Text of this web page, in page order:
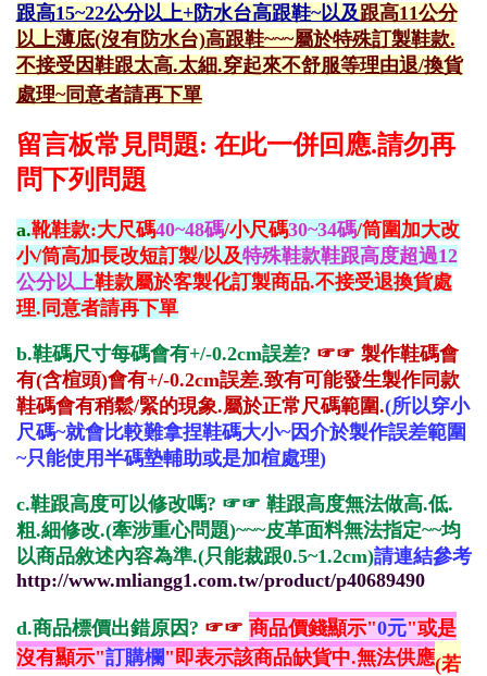
跟高15~22公分以上+防水台高跟鞋~以及跟高11公分
以上薄底(沒有防水台)高跟鞋~~~屬於特殊訂製鞋款.
不接受因鞋跟太高.太細.穿起來不舒服等理由退/換貨
處理~同意者請再下單
留言板常見問題: 在此一併回應.請勿再
問下列問題
a.靴鞋款:大尺碼40~48碼/小尺碼30~34碼/筒圍加大改
小/筒高加長改短訂製/以及特殊鞋款鞋跟高度超過12
公分以上鞋款屬於客製化訂製商品.不接受退換貨處
理.同意者請再下單
b.鞋碼尺寸每碼會有+/-0.2cm誤差? ☞☞ 製作鞋碼會
有(含楦頭)會有+/-0.2cm誤差.致有可能發生製作同款
鞋碼會有稍鬆/緊的現象.屬於正常尺碼範圍.(所以穿小
尺碼~就會比較難拿捏鞋碼大小~因介於製作誤差範圍
~只能使用半碼墊輔助或是加楦處理)
c.鞋跟高度可以修改嗎? ☞☞ 鞋跟高度無法做高.低.
粗.細修改.(牽涉重心問題)~~~皮革面料無法指定~~均
以商品敘述內容為準.(只能裁跟0.5~1.2cm)請連結參考
http://www.mliangg1.com.tw/product/p40689490
d.商品標價出錯原因? ☞☞ 商品價錢顯示"0元"或是
沒有顯示"訂購欄"即表示該商品缺貨中.無法供應(若